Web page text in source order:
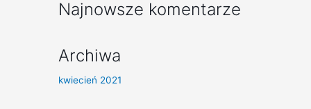
Najnowsze komentarze
Archiwa
kwiecień 2021